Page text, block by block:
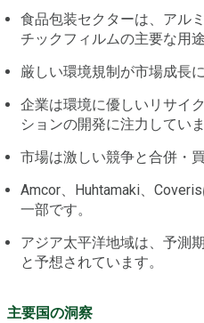
食品包装セクターは、アル
チックフィルムの主要な用途
厳しい環境規制が市場成長
企業は環境に優しいリサイ
ションの開発に注力していま
市場は激しい競争と合併・
Amcor、Huhtamaki、
一部です。
アジア太平洋地域は、予測
と予想されています。
主要国の洞察